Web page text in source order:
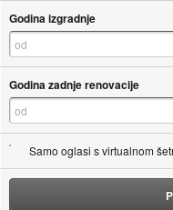
Godina izgradnje
Godina zadnje renovacije
Samo oglasi s virtualnom